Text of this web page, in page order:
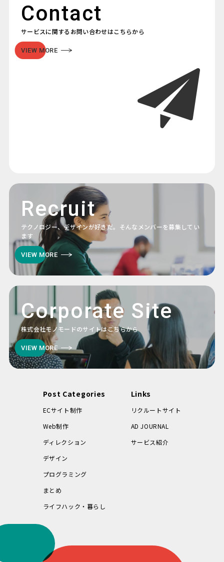
Contact
サービスに関するお問い合わせはこちらから
VIEW MORE
Recruit
テクノロジー、デザインが好きだ。そんなメンバーを募集してい
ます
VIEW MORE
Corporate Site
株式会社モノモードのサイトはこちらから
VIEW MORE
Post Categories
ECサイト制作
Web制作
ディレクション
デザイン
プログラミング
まとめ
ライフハック・暮らし
Links
リクルートサイト
AD JOURNAL
サービス紹介